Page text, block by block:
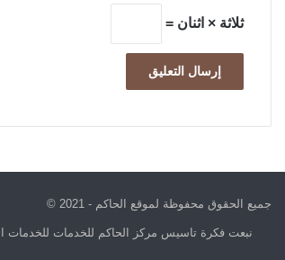
ثلاثة × اثنان =
جميع الحقوق محفوظة لموقع الحاكم - 2021 ©
نبعت فكرة تاسيس مركز الحاكم للخدمات للخدمات